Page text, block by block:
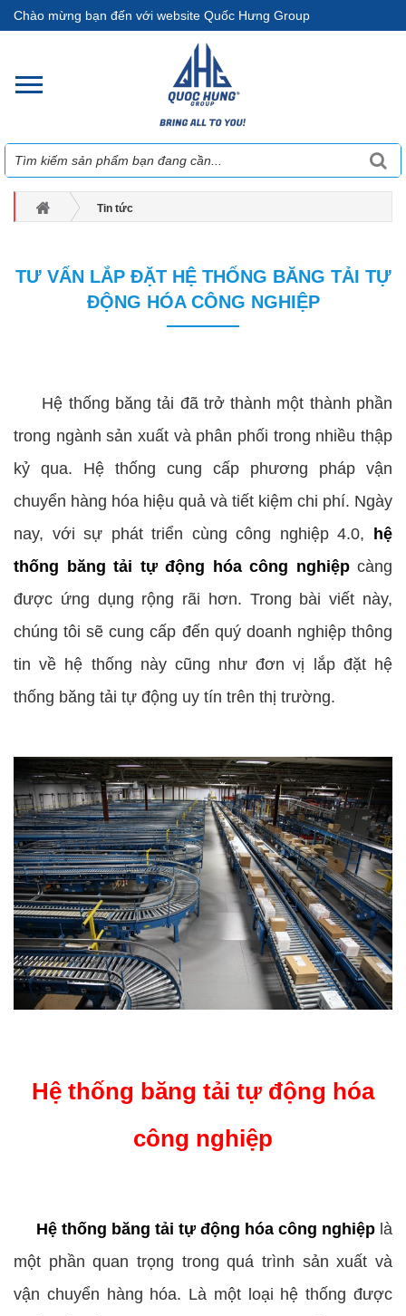
Chào mừng bạn đến với website Quốc Hưng Group
Tin tức
TƯ VẤN LẮP ĐẶT HỆ THỐNG BĂNG TẢI TỰ
ĐỘNG HÓA CÔNG NGHIỆP
Hệ thống băng tải đã trở thành một thành phần
trong ngành sản xuất và phân phối trong nhiều thập
kỷ qua. Hệ thống cung cấp phương pháp vận
chuyển hàng hóa hiệu quả và tiết kiệm chi phí. Ngày
nay, với sự phát triển cùng công nghiệp 4.0,
hệ
thống băng tải tự động hóa công nghiệpcàng
được ứng dụng rộng rãi hơn. Trong bài viết này,
chúng tôi sẽ cung cấp đến quý doanh nghiệp thông
tin về hệ thống này cũng như đơn vị lắp đặt hệ
thống băng tải tự động uy tín trên thị trường.
Hệ thống băng tải tự động hóa
công nghiệp
Hệ thống băng tải tự động hóa công nghiệp là
một phần quan trọng trong quá trình sản xuất và
vận chuyển hàng hóa. Là một loại hệ thống được